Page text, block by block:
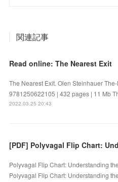
関連記事
Read online: The Nearest Exit
The Nearest Exit. Olen Steinhauer
9781250622105 | 432 pages | 11 Mb
2022.03.25 20:43
Polyvagal Flip Chart: Understanding
Polyvagal Flip Chart: Understanding